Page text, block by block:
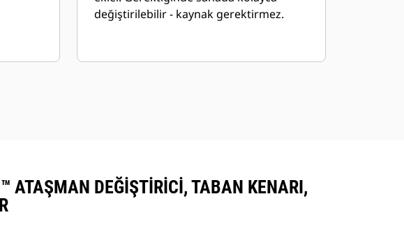
değiştirilebilir - kaynak gerektirmez.
ATAŞMAN DEĞIŞTIRICI, TABAN KENARI,